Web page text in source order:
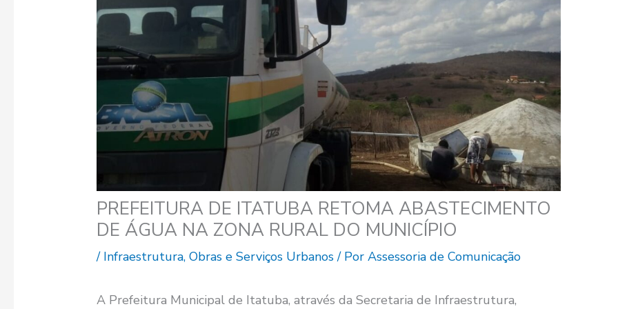
PREFEITURA DE ITATUBA RETOMA ABASTECIMENTO
DE ÁGUA NA ZONA RURAL DO MUNICÍPIO
/ Infraestrutura,Obras e Serviços Urbanos/ PorAssessoria de Comunicação
A Prefeitura Municipal de Itatuba, através da Secretaria de Infraestrutura,